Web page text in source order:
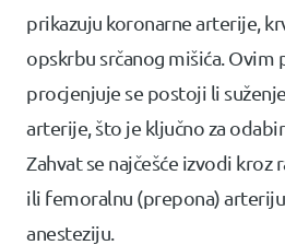
prikazuju koronarne arterije,
opskrbu srčanog mišića. Ovim
procjenjuje se postoji li
arterije, što je ključno za
Zahvat se najčešće izvodi kroz
ili femoralnu (prepona)
anesteziju.